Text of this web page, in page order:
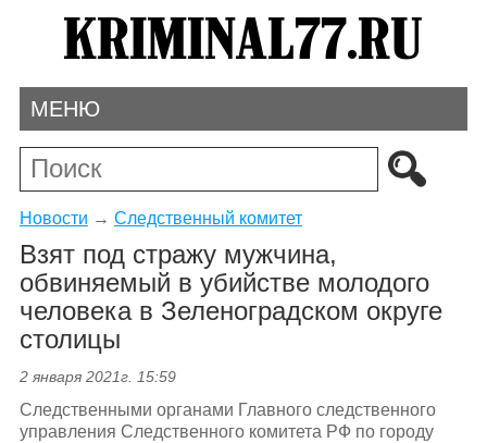
МЕНЮ
Новости → Следственный комитет
Взят под стражу мужчина,
обвиняемый в убийстве молодого
человека в Зеленоградском округе
столицы
2 января 2021г. 15:59
Следственными органами Главного следственного
управления Следственного комитета РФ по городу